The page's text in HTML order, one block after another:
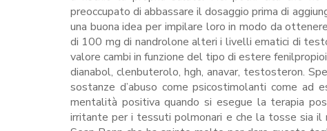
preoccupato di abbassare il dosaggio prima di
una buona idea per impilare loro in modo da
di 100 mg di nandrolone alteri i livelli ematici di
valore cambi in funzione del tipo di estere
dianabol, clenbuterolo, hgh, anavar, testosteron.
sostanze d’abuso come psicostimolanti come ad
mentalità positiva quando si esegue la terapia
irritante per i tessuti polmonari e che la tosse sia